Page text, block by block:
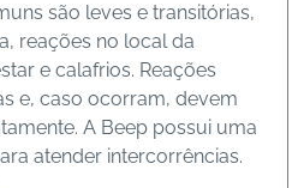
são leves e transitórias,
reações no local da
e calafrios. Reações
e, caso ocorram, devem
A Beep possui uma
atender intercorrências.